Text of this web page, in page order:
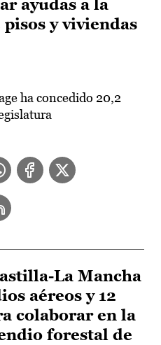
ayudas a la
y viviendas
ha concedido 20,2
La Mancha
aéreos y 12
colaborar en la
forestal de